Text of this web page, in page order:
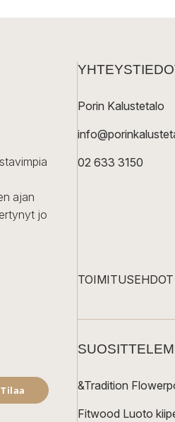
ajan
jo
Tilaa
Porin Kalustetalo
02 633 3150
TOIMITUSEHDOT
&Tradition
Fitwood Luoto